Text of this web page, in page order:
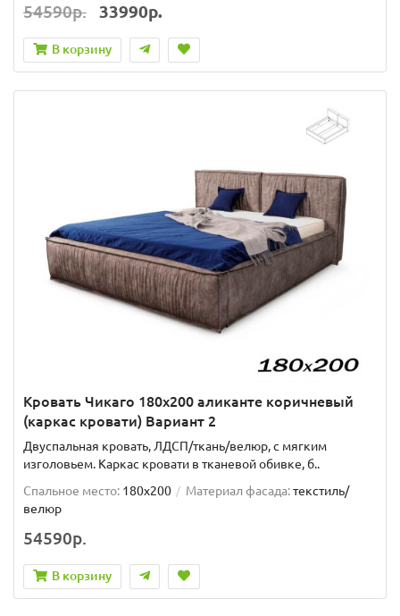
54590р. 33990р.
В корзину
Кровать Чикаго 180х200 аликанте коричневый
(каркас кровати) Вариант 2
Двуспальная кровать, ЛДСП/ткань/велюр, с мягким
изголовьем. Каркас кровати в тканевой обивке, б..
Спальное место: 180x200 Материал фасада:текстиль/
велюр
54590р.
В корзину